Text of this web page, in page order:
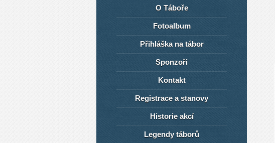
O Táboře
Fotoalbum
Přihláška na tábor
Sponzoři
Kontakt
Registrace a stanovy
Historie akcí
Legendy táborů